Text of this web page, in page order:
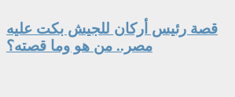
قصة رئيس أركان للجيش بكت عليه
مصر.. من هو وما قصته؟